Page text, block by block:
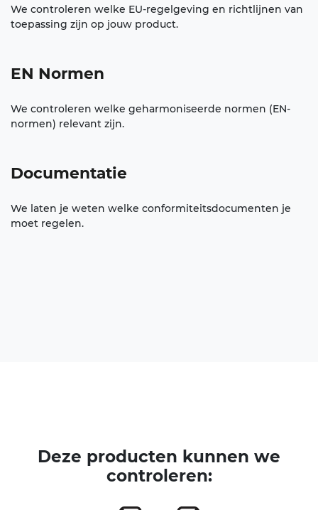
We controleren welke EU-regelgeving en richtlijnen van
toepassing zijn op jouw product.
EN Normen
We controleren welke geharmoniseerde normen (EN-
normen) relevant zijn.
Documentatie
We laten je weten welke conformiteitsdocumenten je
moet regelen.
Deze producten kunnen we
controleren: